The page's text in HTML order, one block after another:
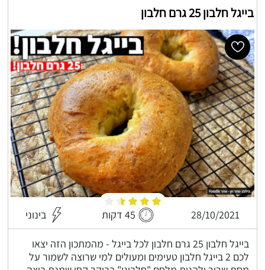
בייגל חלבון 25 גרם חלבון
28/10/2021 45 דקות בינוני
בייגל חלבון 25 גרם חלבון לכל בייגל - מהמתכון הזה יצאו
לכם 2 בייגל חלבון טעימים ומעולים למי שרוצה לשמור על